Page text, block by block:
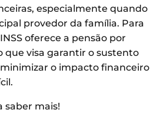
especialmente quando
provedor da família. Para
oferece a pensão por
que visa garantir o sustento
o impacto financeiro
saber mais!